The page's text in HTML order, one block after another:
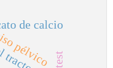
pélvico
de calcio